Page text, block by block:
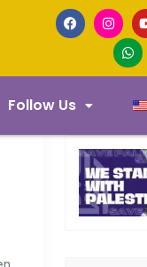
Follow Us